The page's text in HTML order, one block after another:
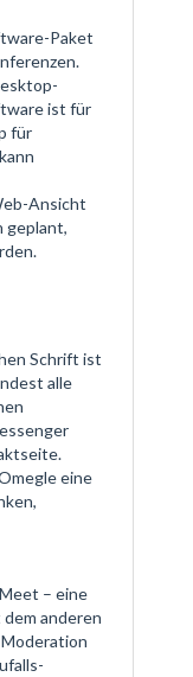
Paket
ist für
für
Ansicht
geplant,
Schrift ist
alle
eine
– eine
anderen